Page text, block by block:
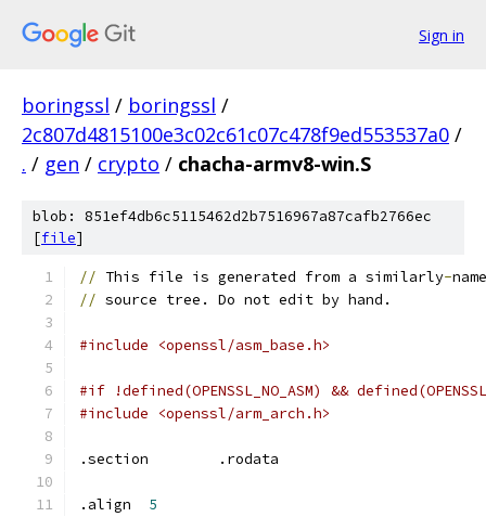
Sign in
boringssl / boringssl /
2c807d4815100e3c02c61c07c478f9ed553537a0 /
. / gen / crypto / chacha-armv8-win.S
blob: 851ef4db6c5115462d2b7516967a87cafb2766ec
[file]
// This file is generated from a similarly-
// source tree. Do not edit by hand.
#include <openssl/asm_base.h>
#if !defined(OPENSSL_NO_ASM) &&
#include <openssl/arm_arch.h>
.section	.rodata
5